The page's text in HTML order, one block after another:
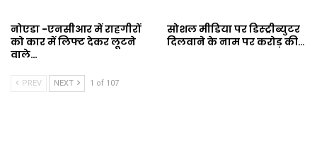
नोएडा -एनसीआर में राहगीरों
को कार में लिफ्ट देकर लूटने
वाले…
सोशल मीडिया पर डिस्ट्रीब्युटर
दिलवाने के नाम पर करोड़ की…
PREV NEXT 1 of 107